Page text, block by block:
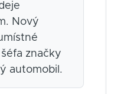
Nový
značky
automobil.